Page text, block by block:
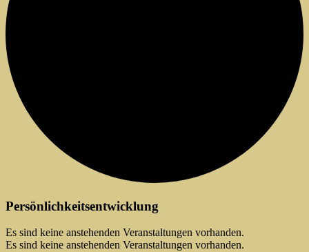
Persönlichkeitsentwicklung
Es sind keine anstehenden Veranstaltungen vorhanden.
Es sind keine anstehenden Veranstaltungen vorhanden.